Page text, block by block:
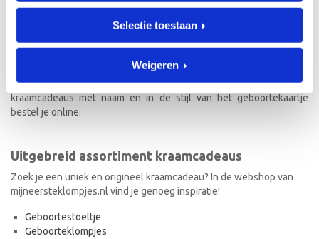
Selectie toestaan
Weigeren
Kraamcadeau met naam
Naast geboorteklompjes vind je op mijneersteklompjes.nl de meest
koffertjes tot speelgoedkistjes en spaarpotjes. Elk kraamcadeau
met naam wordt met de hand geschilderd en is dus uniek! Ook de
kraamcadeaus met naam en in de stijl van het geboortekaartje
bestel je online.
Uitgebreid assortiment kraamcadeaus
Zoek je een uniek en origineel kraamcadeau? In de webshop van
mijneersteklompjes.nl vind je genoeg inspiratie!
Geboortestoeltje
Geboorteklompjes